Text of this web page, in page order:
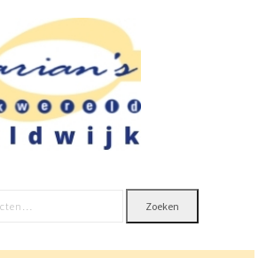
Zoeken